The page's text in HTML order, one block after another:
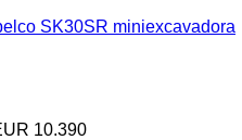
SK30SR miniexcavadora
10.390